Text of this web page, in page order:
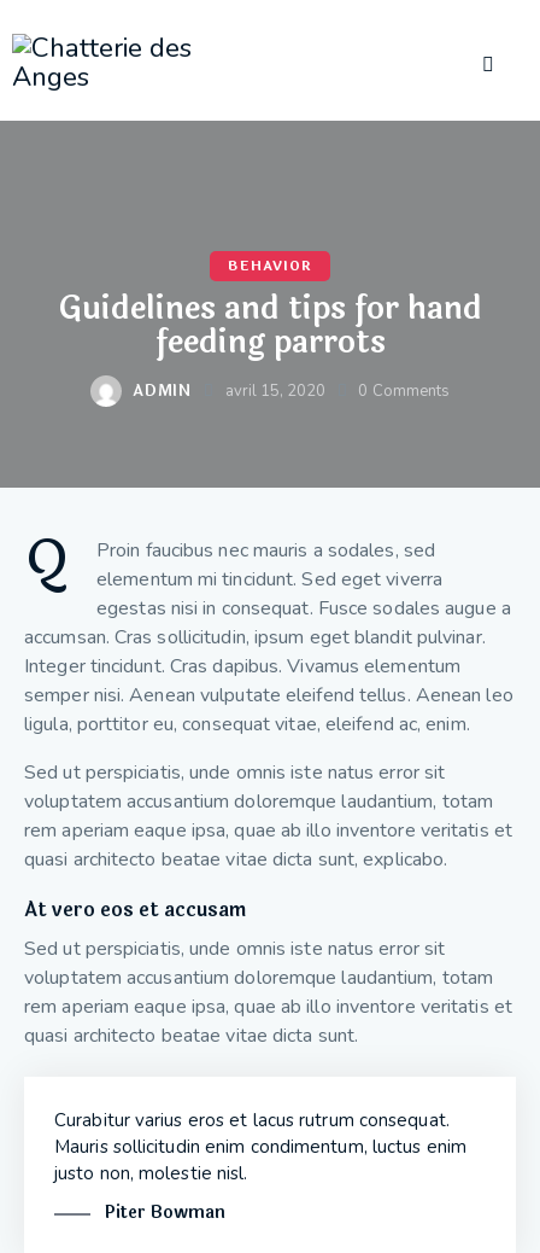
BEHAVIOR
Guidelines and tips for hand
feeding parrots
ADMIN avril 15, 2020 0 Comments
Q
Proin faucibus nec mauris a sodales, sed
elementum mi tincidunt. Sed eget viverra
egestas nisi in consequat. Fusce sodales augue a
accumsan. Cras sollicitudin, ipsum eget blandit pulvinar.
Integer tincidunt. Cras dapibus. Vivamus elementum
semper nisi. Aenean vulputate eleifend tellus. Aenean leo
ligula, porttitor eu, consequat vitae, eleifend ac, enim.
Sed ut perspiciatis, unde omnis iste natus error sit
voluptatem accusantium doloremque laudantium, totam
rem aperiam eaque ipsa, quae ab illo inventore veritatis et
quasi architecto beatae vitae dicta sunt, explicabo.
At vero eos et accusam
Sed ut perspiciatis, unde omnis iste natus error sit
voluptatem accusantium doloremque laudantium, totam
rem aperiam eaque ipsa, quae ab illo inventore veritatis et
quasi architecto beatae vitae dicta sunt.
Curabitur varius eros et lacus rutrum consequat.
Mauris sollicitudin enim condimentum, luctus enim
justo non, molestie nisl.
Piter Bowman